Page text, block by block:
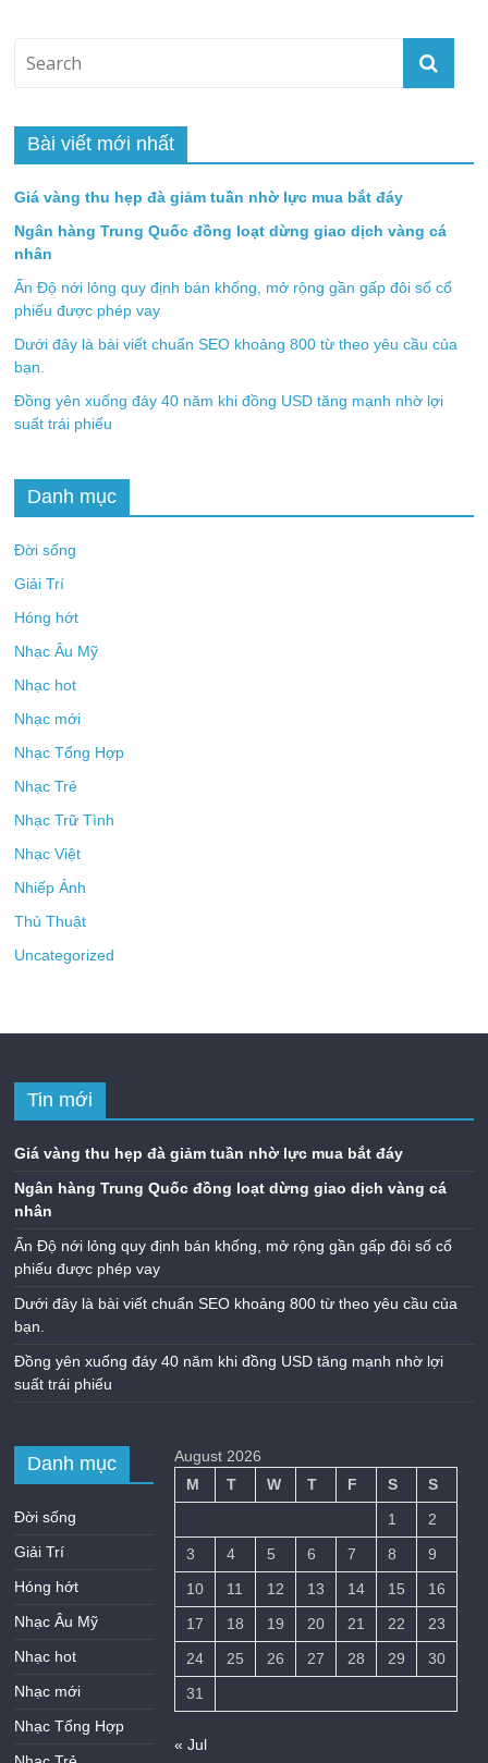
Bài viết mới nhất
Giá vàng thu hẹp đà giảm tuần nhờ lực mua bắt đáy
Ngân hàng Trung Quốc đồng loạt dừng giao dịch vàng cá
nhân
Ấn Độ nới lỏng quy định bán khống, mở rộng gần gấp đôi số cổ
phiếu được phép vay
Dưới đây là bài viết chuẩn SEO khoảng 800 từ theo yêu cầu của
bạn.
Đồng yên xuống đáy 40 năm khi đồng USD tăng mạnh nhờ lợi
suất trái phiếu
Danh mục
Đời sống
Giải Trí
Hóng hớt
Nhạc Âu Mỹ
Nhạc hot
Nhạc mới
Nhạc Tổng Hợp
Nhạc Trẻ
Nhạc Trữ Tình
Nhạc Việt
Nhiếp Ảnh
Thủ Thuật
Uncategorized
Tin mới
Giá vàng thu hẹp đà giảm tuần nhờ lực mua bắt đáy
Ngân hàng Trung Quốc đồng loạt dừng giao dịch vàng cá
nhân
Ấn Độ nới lỏng quy định bán khống, mở rộng gần gấp đôi số cổ
phiếu được phép vay
Dưới đây là bài viết chuẩn SEO khoảng 800 từ theo yêu cầu của
bạn.
Đồng yên xuống đáy 40 năm khi đồng USD tăng mạnh nhờ lợi
suất trái phiếu
Danh mục
Đời sống
Giải Trí
Hóng hớt
Nhạc Âu Mỹ
Nhạc hot
Nhạc mới
Nhạc Tổng Hợp
August 2026
M
T W T F S
S
1
2
3
4 5 6 7 8
9
10
11 12 13 14 15
16
17
18 19 20 21 22
23
24
25 26 27 28 29
30
31
« Jul